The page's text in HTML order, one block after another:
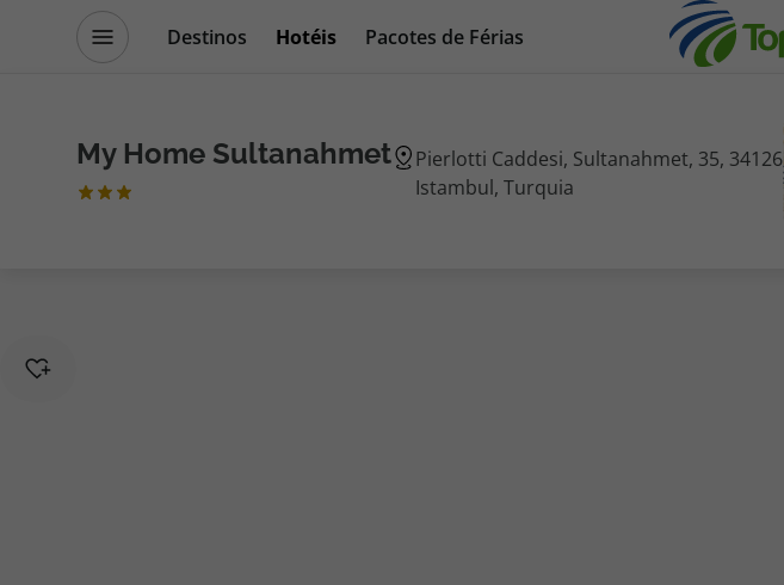
Destinos Hotéis
Pacotes de Férias
My Home Sultanahmet
Pierlotti Caddesi, Sultanahmet, 35, 34126
Istambul, Turquia